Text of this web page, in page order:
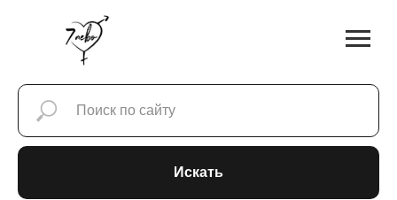
Искать